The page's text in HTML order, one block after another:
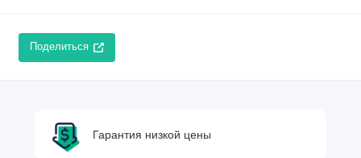
Поделиться
Гарантия низкой цены